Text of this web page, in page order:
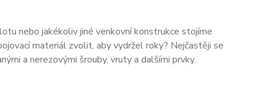
nebo jakékoliv jiné venkovní konstrukce stojíme
materiál zvolit, aby vydržel roky? Nejčastěji se
a nerezovými šrouby, vruty a dalšími prvky.